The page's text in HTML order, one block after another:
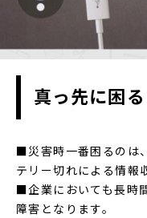
真っ先に困
■災害時一番困るのは
テリー切れによる情報
■企業においても長時
障害となります。